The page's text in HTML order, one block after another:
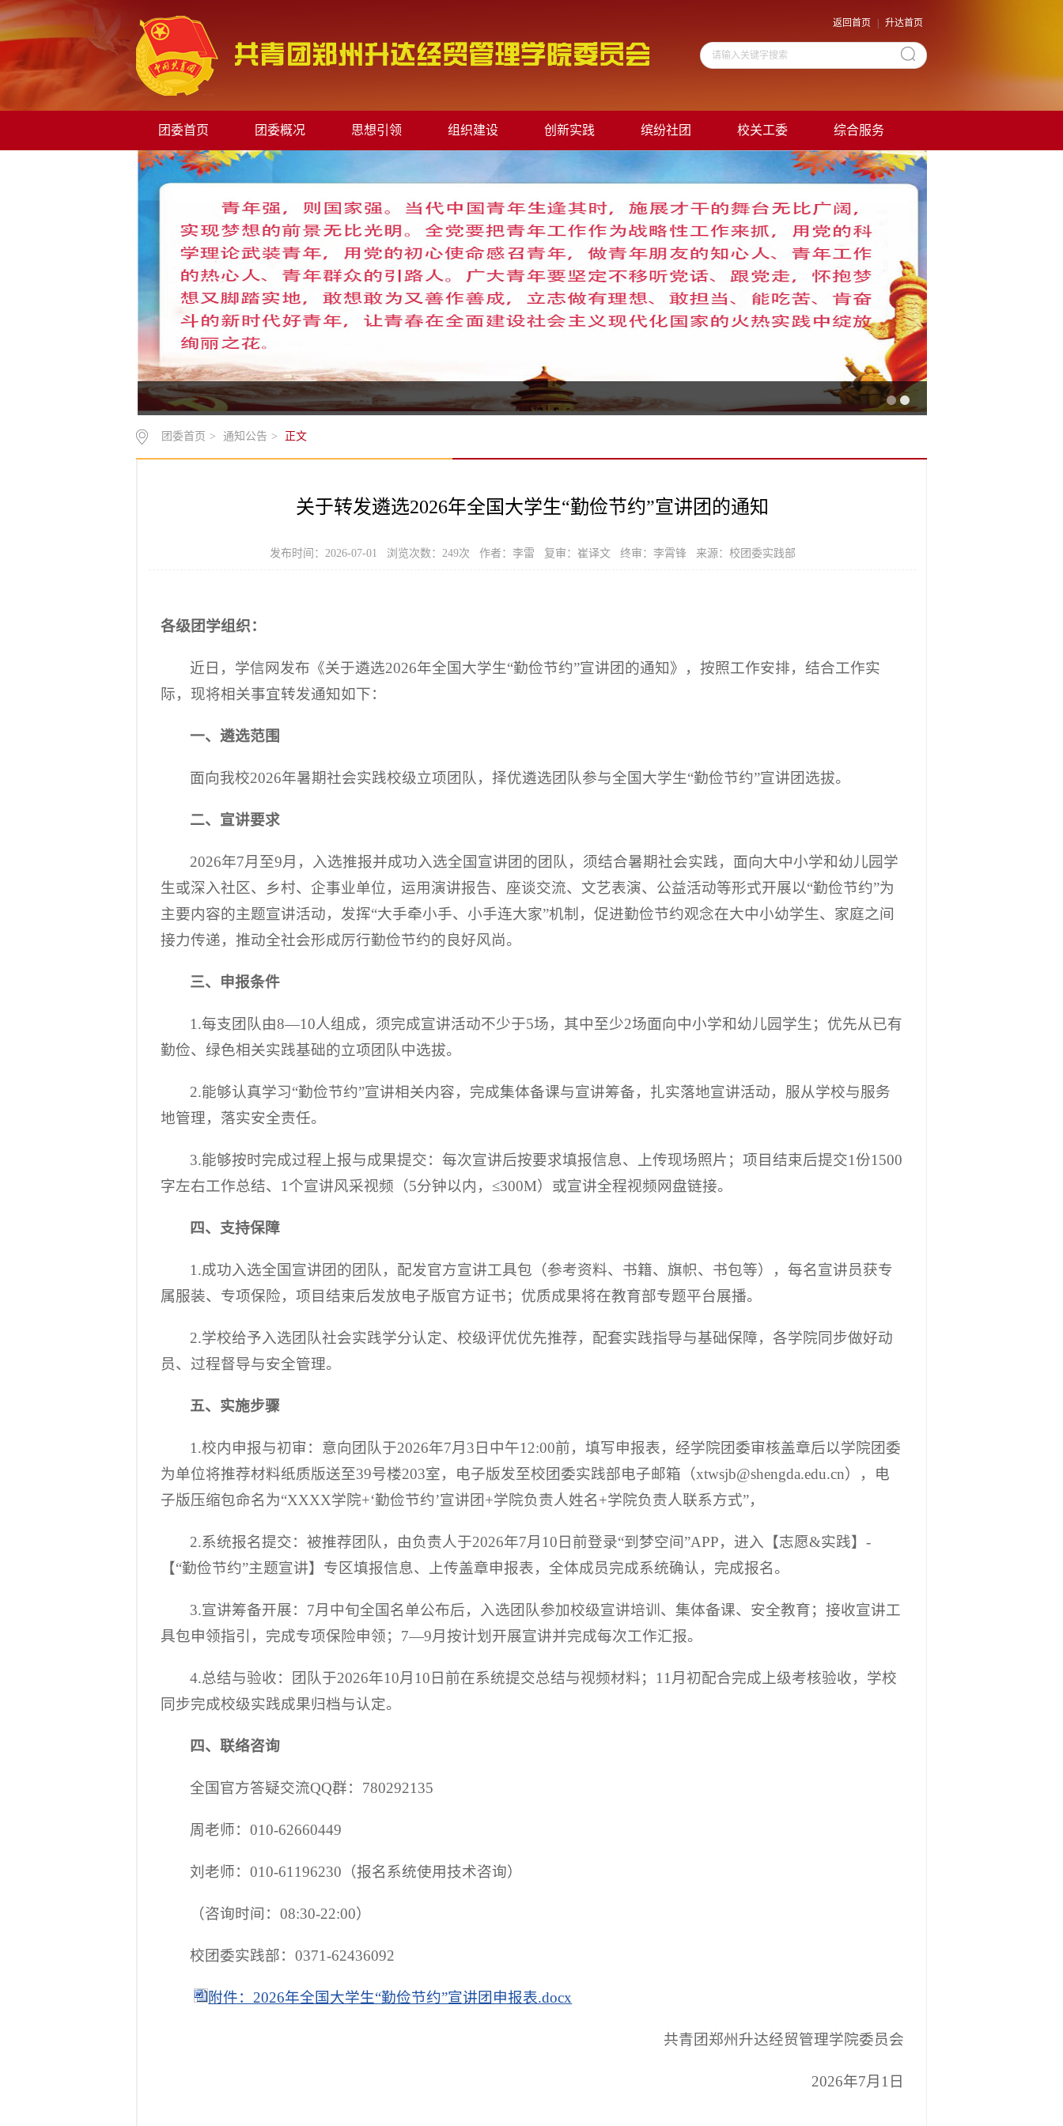
返回首页 升达首页
团委首页 团委概况 思想引领 组织建设 创新实践 缤纷社团 校关工委 综合服务
团委首页 > 通知公告 > 正文
关于转发遴选2026年全国大学生“勤俭节约”宣讲团的通知
发布时间：2026-07-01 浏览次数： 249次 作者：李雷 复审：崔译文 终审：李霄锋 来源：校团委实践部
各级团学组织：
近日，学信网发布《关于遴选2026年全国大学生“勤俭节约”宣讲团的通知》，按照工作安排，结合工作实
际，现将相关事宜转发通知如下：
一、遴选范围
面向我校2026年暑期社会实践校级立项团队，择优遴选团队参与全国大学生“勤俭节约”宣讲团选拔。
二、宣讲要求
2026年7月至9月，入选推报并成功入选全国宣讲团的团队，须结合暑期社会实践，面向大中小学和幼儿园学
生或深入社区、乡村、企事业单位，运用演讲报告、座谈交流、文艺表演、公益活动等形式开展以“勤俭节约”为
主要内容的主题宣讲活动，发挥“大手牵小手、小手连大家”机制，促进勤俭节约观念在大中小幼学生、家庭之间
接力传递，推动全社会形成厉行勤俭节约的良好风尚。
三、申报条件
1.每支团队由8—10人组成，须完成宣讲活动不少于5场，其中至少2场面向中小学和幼儿园学生；优先从已有
勤俭、绿色相关实践基础的立项团队中选拔。
2.能够认真学习“勤俭节约”宣讲相关内容，完成集体备课与宣讲筹备，扎实落地宣讲活动，服从学校与服务
地管理，落实安全责任。
3.能够按时完成过程上报与成果提交：每次宣讲后按要求填报信息、上传现场照片；项目结束后提交1份1500
字左右工作总结、1个宣讲风采视频（5分钟以内，≤300M）或宣讲全程视频网盘链接。
四、支持保障
1.成功入选全国宣讲团的团队，配发官方宣讲工具包（参考资料、书籍、旗帜、书包等），每名宣讲员获专
属服装、专项保险，项目结束后发放电子版官方证书；优质成果将在教育部专题平台展播。
2.学校给予入选团队社会实践学分认定、校级评优优先推荐，配套实践指导与基础保障，各学院同步做好动
员、过程督导与安全管理。
五、实施步骤
1.校内申报与初审：意向团队于2026年7月3日中午12:00前，填写申报表，经学院团委审核盖章后以学院团委
为单位将推荐材料纸质版送至39号楼203室，电子版发至校团委实践部电子邮箱（xtwsjb@shengda.edu.cn），电
子版压缩包命名为“XXXX学院+‘勤俭节约’宣讲团+学院负责人姓名+学院负责人联系方式”，
2.系统报名提交：被推荐团队，由负责人于2026年7月10日前登录“到梦空间”APP，进入【志愿&实践】-
【“勤俭节约”主题宣讲】专区填报信息、上传盖章申报表，全体成员完成系统确认，完成报名。
3.宣讲筹备开展：7月中旬全国名单公布后，入选团队参加校级宣讲培训、集体备课、安全教育；接收宣讲工
具包申领指引，完成专项保险申领；7—9月按计划开展宣讲并完成每次工作汇报。
4.总结与验收：团队于2026年10月10日前在系统提交总结与视频材料；11月初配合完成上级考核验收，学校
同步完成校级实践成果归档与认定。
四、联络咨询
全国官方答疑交流QQ群：780292135
周老师：010-62660449
刘老师：010-61196230（报名系统使用技术咨询）
（咨询时间：08:30-22:00）
校团委实践部：0371-62436092
附件：2026年全国大学生“勤俭节约”宣讲团申报表.docx
共青团郑州升达经贸管理学院委员会
2026年7月1日